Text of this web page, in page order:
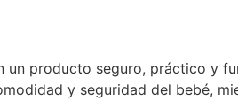
un producto seguro, práctico y
y seguridad del bebé,